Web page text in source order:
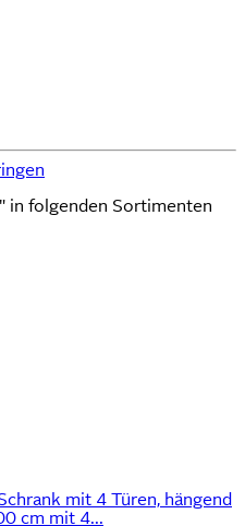
in folgenden Sortimenten
mit 4 Türen, hängend
cm mit 4...